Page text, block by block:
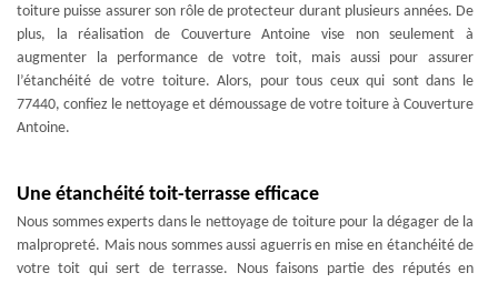
toiture puisse assurer son rôle de protecteur durant plusieurs années. De
plus, la réalisation de Couverture Antoine vise non seulement à
augmenter la performance de votre toit, mais aussi pour assurer
l’étanchéité de votre toiture. Alors, pour tous ceux qui sont dans le
77440, confiez le nettoyage et démoussage de votre toiture à Couverture
Antoine.
Une étanchéité toit-terrasse efficace
Nous sommes experts dans le nettoyage de toiture pour la dégager de la
malpropreté. Mais nous sommes aussi aguerris en mise en étanchéité de
votre toit qui sert de terrasse. Nous faisons partie des réputés en